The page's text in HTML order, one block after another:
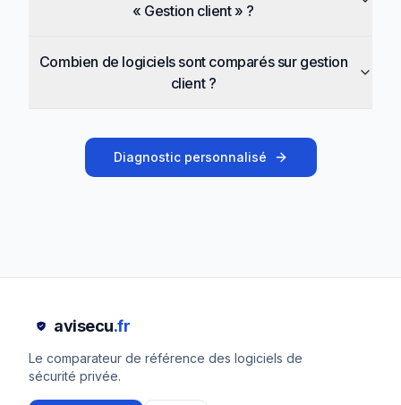
« Gestion client » ?
Combien de logiciels sont comparés sur gestion
client ?
Diagnostic personnalisé
avisecu.fr
Le comparateur de référence des logiciels de
sécurité privée.